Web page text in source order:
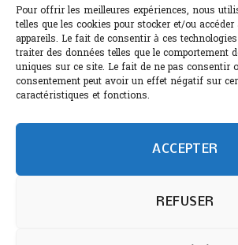
Pour offrir les meilleures expériences, nous
telles que les cookies pour stocker et/ou
appareils. Le fait de consentir à ces
traiter des données telles que le comportement
uniques sur ce site. Le fait de ne pas consentir
consentement peut avoir un effet négatif sur
caractéristiques et fonctions.
ACCEPTER
REFUSER
Sélection de rosés 2026
L'abus d'alcool est dangereux
©paris-bistro 2026 Paris-bistro.com est
mail: contact@paris-